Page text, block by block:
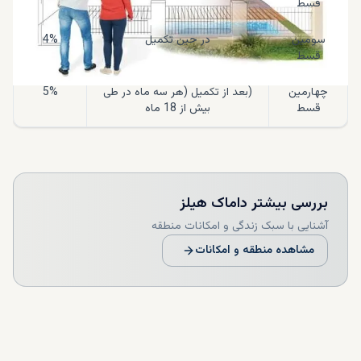
قسط
سومین
قسط
در حین تکمیل 4%
چهارمین
قسط
(بعد از تکمیل (هر سه ماه در طی
بیش از 18 ماه
5%
بررسی بیشتر داماک هیلز
آشنایی با سبک زندگی و امکانات منطقه
مشاهده منطقه و امکانات